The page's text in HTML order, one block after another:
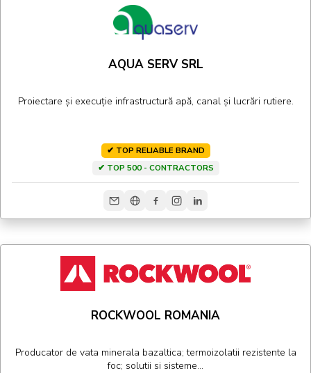
AQUA SERV SRL
Proiectare și execuție infrastructură apă, canal și lucrări rutiere.
✔ TOP RELIABLE BRAND
✔ TOP 500 - CONTRACTORS
ROCKWOOL ROMANIA
Producator de vata minerala bazaltica; termoizolatii rezistente la
foc; solutii si sisteme...